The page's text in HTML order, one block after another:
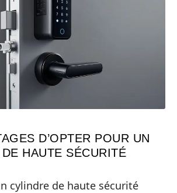
D’OPTER POUR UN
HAUTE SÉCURITÉ
cylindre de haute sécurité